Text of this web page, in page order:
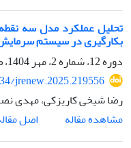
تحلیل عملکرد مدل سه
بکارگیری در سیستم
دوره 12، شماره 2، مهر 1404، صفحه
jrenew.2025.219556
رضا شیخی کاریزکی، مهدی
مشاهده مقاله
اصل